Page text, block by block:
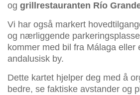
og grillrestauranten Río
Vi har også markert
og nærliggende
kommer med bil fra Málaga eller
andalusisk by.
Dette kartet hjelper deg med å
bedre, se faktiske avstander og